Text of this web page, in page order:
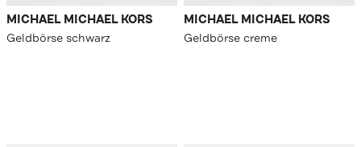
MICHAEL MICHAEL KORS
Geldbörse schwarz
MICHAEL MICHAEL KORS
Geldbörse creme